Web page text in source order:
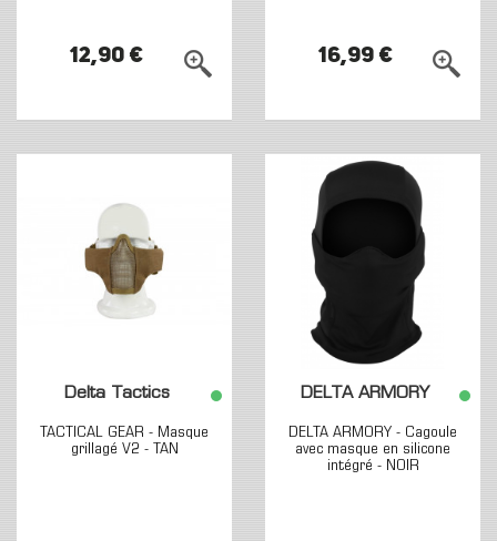
12,90 € 16,99 €
Delta Tactics
TACTICAL GEAR - Masque
grillagé V2 - TAN
DELTA ARMORY
DELTA ARMORY - Cagoule
avec masque en silicone
intégré - NOIR